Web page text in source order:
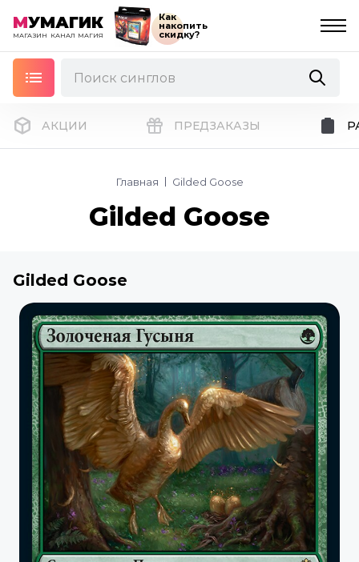
МУМАГИК
МАГАЗИН КАНАЛ МАГИЯ
Как
накопить
скидку?
АКЦИИ ПРЕДЗАКАЗЫ
Главная Gilded Goose
Gilded Goose
Gilded Goose